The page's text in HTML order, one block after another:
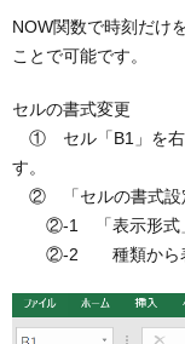
NOW関数で時刻だけ
ことで可能です。
セルの書式変更
① セル「B1」を右
す。
② 「セルの書式設
②‐1 「表示形式」
②‐2 種類から表